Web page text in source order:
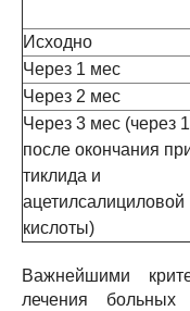
Исходно
Через 1 мес
Через 2 мес
Через 3 мес (через
после окончания
тиклида и
ацетилсалициловой
кислоты)
Важнейшими
лечения